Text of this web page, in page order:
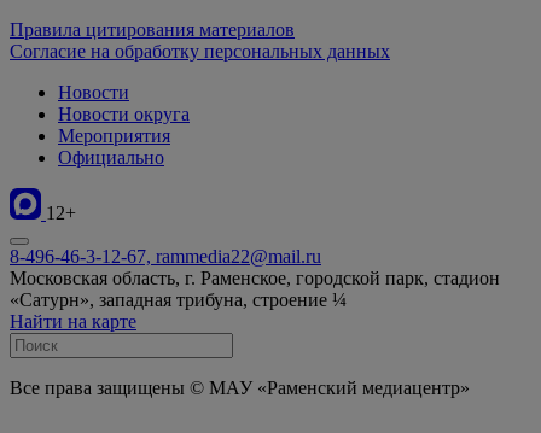
Правила цитирования материалов
Согласие на обработку персональных данных
Новости
Новости округа
Мероприятия
Официально
12+
8-496-46-3-12-67, rammedia22@mail.ru
Московская область, г. Раменское, городской парк, стадион
«Сатурн», западная трибуна, строение ¼
Найти на карте
Все права защищены © МАУ «Раменский медиацентр»